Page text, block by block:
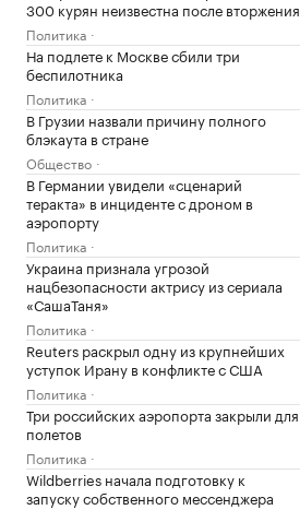
300 курян неизвестна после вторжения
Политика
На подлете к Москве сбили три
беспилотника
Политика
В Грузии назвали причину полного
блэкаута в стране
Общество
В Германии увидели «сценарий
теракта» в инциденте с дроном в
аэропорту
Политика
Украина признала угрозой
нацбезопасности актрису из сериала
«СашаТаня»
Политика
Reuters раскрыл одну из крупнейших
уступок Ирану в конфликте с США
Политика
Три российских аэропорта закрыли для
полетов
Политика
Wildberries начала подготовку к
запуску собственного мессенджера